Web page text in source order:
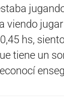
viendo
hs,
tiene un